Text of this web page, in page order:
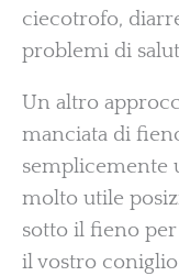
ciecotrofo,
problemi di
Un altro
manciata di
semplicemente
molto utile
sotto il fieno
il vostro